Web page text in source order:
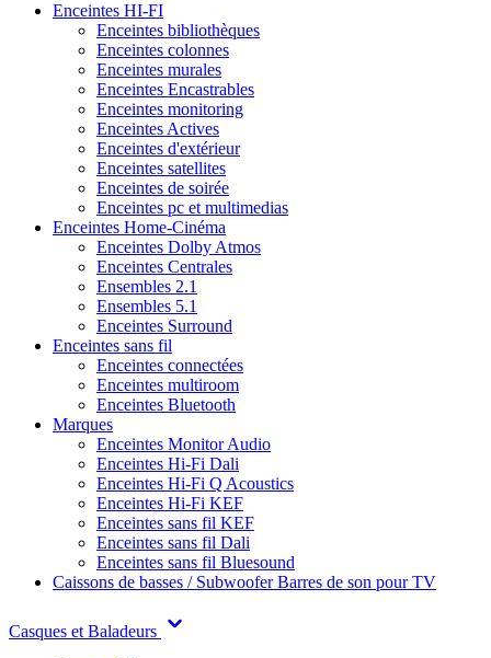
Enceintes HI-FI
Enceintes bibliothèques
Enceintes colonnes
Enceintes murales
Enceintes Encastrables
Enceintes monitoring
Enceintes Actives
Enceintes d'extérieur
Enceintes satellites
Enceintes de soirée
Enceintes pc et multimedias
Enceintes Home-Cinéma
Enceintes Dolby Atmos
Enceintes Centrales
Ensembles 2.1
Ensembles 5.1
Enceintes Surround
Enceintes sans fil
Enceintes connectées
Enceintes multiroom
Enceintes Bluetooth
Marques
Enceintes Monitor Audio
Enceintes Hi-Fi Dali
Enceintes Hi-Fi Q Acoustics
Enceintes Hi-Fi KEF
Enceintes sans fil KEF
Enceintes sans fil Dali
Enceintes sans fil Bluesound
Caissons de basses / SubwooferBarres de son pour TV
Casques et Baladeurs